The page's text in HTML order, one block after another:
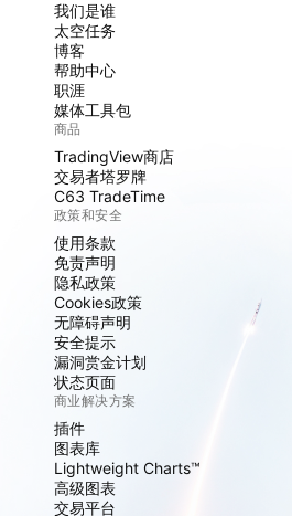
我们是谁
太空任务
博客
帮助中心
职涯
媒体工具包
商品
TradingView商店
交易者塔罗牌
C63 TradeTime
政策和安全
使用条款
免责声明
隐私政策
Cookies政策
无障碍声明
安全提示
漏洞赏金计划
状态页面
商业解决方案
插件
图表库
Lightweight Charts™
高级图表
交易平台